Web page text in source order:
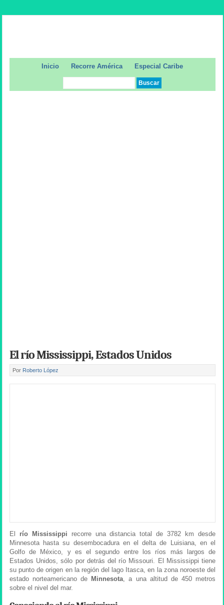
Inicio Recorre América Especial Caribe
El río Mississippi, Estados Unidos
Por Roberto López
El río Mississippi recorre una distancia total de 3782 km desde
Minnesota hasta su desembocadura en el delta de Luisiana, en el
Golfo de México, y es el segundo entre los ríos más largos de
Estados Unidos, sólo por detrás del río Missouri. El Mississippi tiene
su punto de origen en la región del lago Itasca, en la zona noroeste del
estado norteamericano de Minnesota, a una altitud de 450 metros
sobre el nivel del mar.